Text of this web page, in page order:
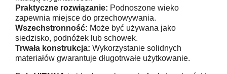
Praktyczne rozwiązanie: Podnoszone wieko
zapewnia miejsce do przechowywania.
Wszechstronność: Może być używana jako
siedzisko, podnóżek lub schowek.
Trwała konstrukcja: Wykorzystanie solidnych
materiałów gwarantuje długotrwałe użytkowanie.